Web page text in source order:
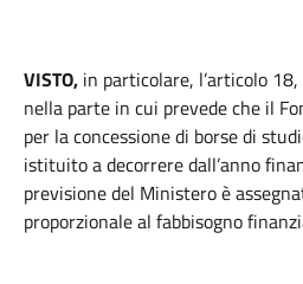
VISTO, in particolare, l’articolo
nella parte in cui prevede che il
per la concessione di borse di
istituito a decorrere dall’anno
previsione del Ministero è
proporzionale al fabbisogno